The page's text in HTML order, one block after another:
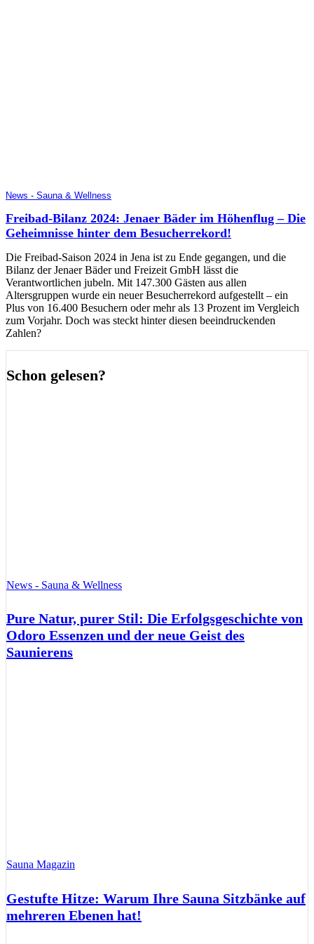
News - Sauna & Wellness
Freibad-Bilanz 2024: Jenaer Bäder im Höhenflug – Die
Geheimnisse hinter dem Besucherrekord!
Die Freibad-Saison 2024 in Jena ist zu Ende gegangen, und die
Bilanz der Jenaer Bäder und Freizeit GmbH lässt die
Verantwortlichen jubeln. Mit 147.300 Gästen aus allen
Altersgruppen wurde ein neuer Besucherrekord aufgestellt – ein
Plus von 16.400 Besuchern oder mehr als 13 Prozent im Vergleich
zum Vorjahr. Doch was steckt hinter diesen beeindruckenden
Zahlen?
Schon gelesen?
News - Sauna & Wellness
Pure Natur, purer Stil: Die Erfolgsgeschichte von
Odoro Essenzen und der neue Geist des
Saunierens
Sauna Magazin
Gestufte Hitze: Warum Ihre Sauna Sitzbänke auf
mehreren Ebenen hat!